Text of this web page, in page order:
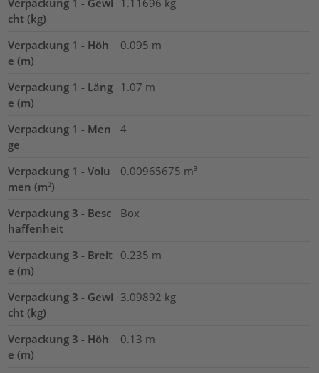
Verpackung 1 - Gewi
cht (kg)
1.11696 kg
Verpackung 1 - Höh
e (m)
0.095 m
Verpackung 1 - Läng
e (m)
1.07 m
Verpackung 1 - Men
ge
4
Verpackung 1 - Volu
men (m³)
0.00965675 m³
Verpackung 3 - Besc
haffenheit
Box
Verpackung 3 - Breit
e (m)
0.235 m
Verpackung 3 - Gewi
cht (kg)
3.09892 kg
Verpackung 3 - Höh
e (m)
0.13 m